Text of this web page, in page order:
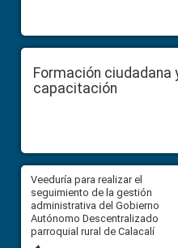
Formación ciudadana
capacitación
Veeduría para realizar el
seguimiento de la gestión
administrativa del Gobierno
Autónomo Descentralizado
parroquial rural de Calacalí